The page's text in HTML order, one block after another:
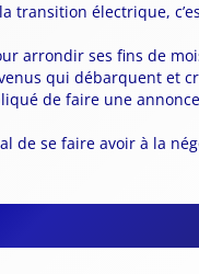
transition électrique,
arrondir ses fins de
qui débarquent et
de faire une
de se faire avoir à la